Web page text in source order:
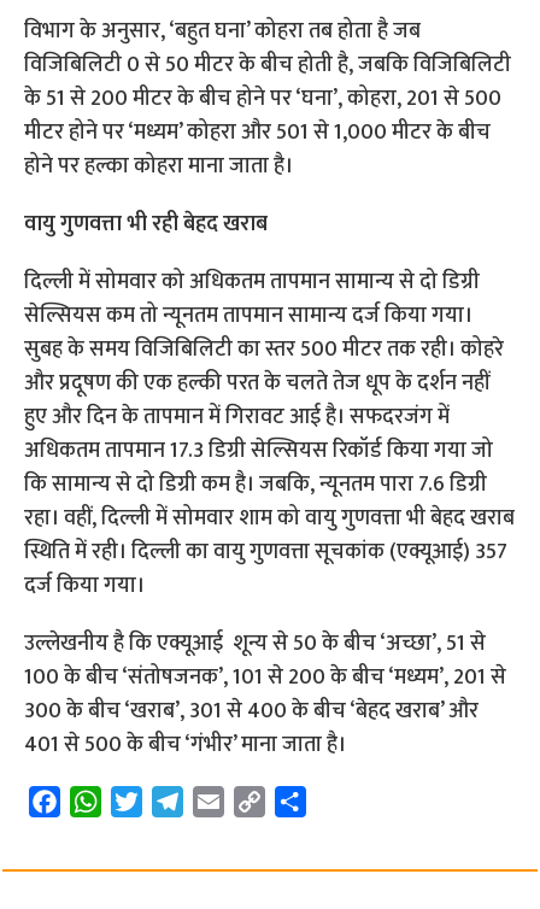
विभाग के अनुसार, ‘बहुत घना’ कोहरा तब होता है जब
विजिबिलिटी 0 से 50 मीटर के बीच होती है, जबकि विजिबिलिटी
के 51 से 200 मीटर के बीच होने पर ‘घना’, कोहरा, 201 से 500
मीटर होने पर ‘मध्यम’ कोहरा और 501 से 1,000 मीटर के बीच
होने पर हल्का कोहरा माना जाता है।
वायु गुणवत्ता भी रही बेहद खराब
दिल्ली में सोमवार को अधिकतम तापमान सामान्य से दो डिग्री
सेल्सियस कम तो न्यूनतम तापमान सामान्य दर्ज किया गया।
सुबह के समय विजिबिलिटी का स्तर 500 मीटर तक रही। कोहरे
और प्रदूषण की एक हल्की परत के चलते तेज धूप के दर्शन नहीं
हुए और दिन के तापमान में गिरावट आई है। सफदरजंग में
अधिकतम तापमान 17.3 डिग्री सेल्सियस रिकॉर्ड किया गया जो
कि सामान्य से दो डिग्री कम है। जबकि, न्यूनतम पारा 7.6 डिग्री
रहा। वहीं, दिल्ली में सोमवार शाम को वायु गुणवत्ता भी बेहद खराब
स्थिति में रही। दिल्ली का वायु गुणवत्ता सूचकांक (एक्यूआई) 357
दर्ज किया गया।
उल्लेखनीय है कि एक्यूआई शून्य से 50 के बीच ‘अच्छा’, 51 से
100 के बीच ‘संतोषजनक’, 101 से 200 के बीच ‘मध्यम’, 201 से
300 के बीच ‘खराब’, 301 से 400 के बीच ‘बेहद खराब’ और
401 से 500 के बीच ‘गंभीर’ माना जाता है।
c
W
a
i
l
a
p
a